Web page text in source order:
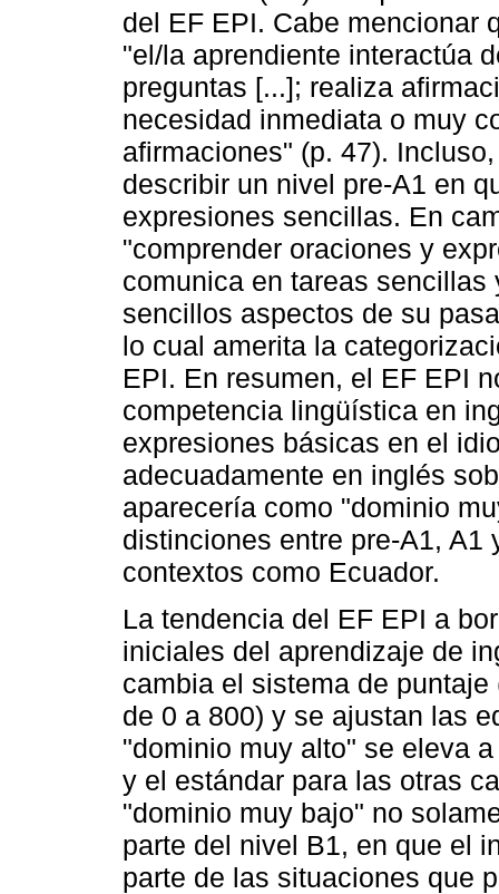
del EF EPI. Cabe mencionar
"el/la aprendiente interactúa
preguntas [...]; realiza
necesidad inmediata o muy
afirmaciones" (p. 47).
describir un nivel pre-A1 en
expresiones sencillas. En
"comprender oraciones y
comunica en tareas
sencillos aspectos de su
lo cual amerita la
EPI. En resumen, el EF EPI
competencia lingüística en
expresiones básicas en el
adecuadamente en inglés
aparecería como "dominio
distinciones entre pre-A1,
contextos como Ecuador.
La tendencia del EF EPI a
iniciales del aprendizaje de
cambia el sistema de
de 0 a 800) y se ajustan las
"dominio muy alto" se eleva
y el estándar para las otras
"dominio muy bajo" no
parte del nivel B1, en que el
parte de las situaciones que